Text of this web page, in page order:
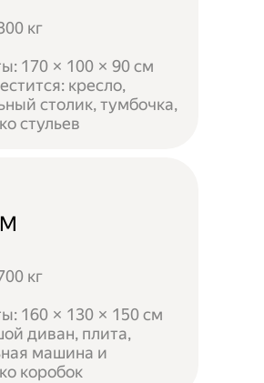
кг
170 × 100 × 90 см
кресло,
столик, тумбочка,
стульев
кг
160 × 130 × 150 см
диван, плита,
машина и
коробок